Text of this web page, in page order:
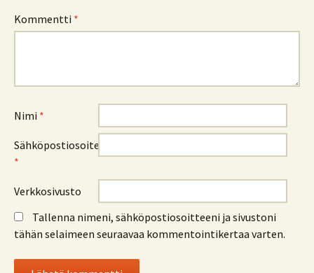
Kommentti *
Nimi *
Sähköpostiosoite
*
Verkkosivusto
Tallenna nimeni, sähköpostiosoitteeni ja sivustoni
tähän selaimeen seuraavaa kommentointikertaa varten.